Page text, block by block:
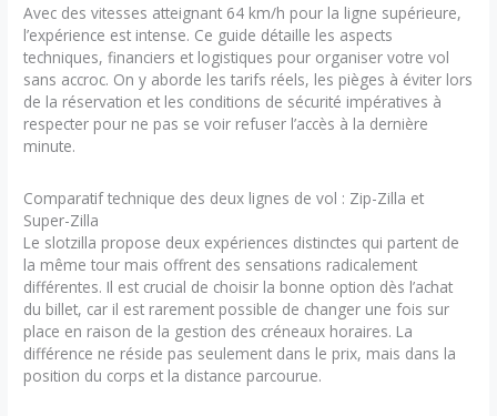
Avec des vitesses atteignant 64 km/h pour la ligne supérieure,
l’expérience est intense. Ce guide détaille les aspects
techniques, financiers et logistiques pour organiser votre vol
sans accroc. On y aborde les tarifs réels, les pièges à éviter lors
de la réservation et les conditions de sécurité impératives à
respecter pour ne pas se voir refuser l’accès à la dernière
minute.
Comparatif technique des deux lignes de vol : Zip-Zilla et
Super-Zilla
Le slotzilla propose deux expériences distinctes qui partent de
la même tour mais offrent des sensations radicalement
différentes. Il est crucial de choisir la bonne option dès l’achat
du billet, car il est rarement possible de changer une fois sur
place en raison de la gestion des créneaux horaires. La
différence ne réside pas seulement dans le prix, mais dans la
position du corps et la distance parcourue.